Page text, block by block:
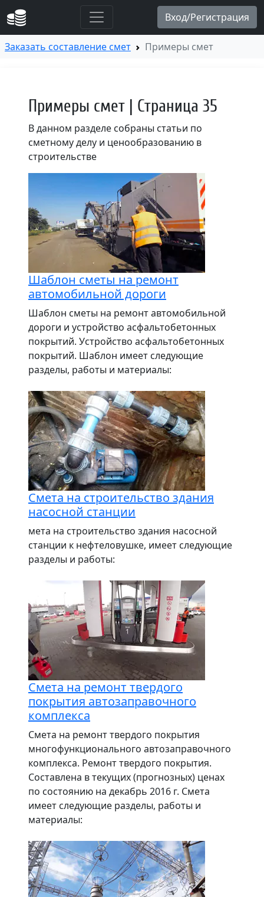
Заказать составление смет Примеры смет
Примеры смет | Страница 35
В данном разделе собраны статьи по
сметному делу и ценообразованию в
строительстве
Шаблон сметы на ремонт
автомобильной дороги
Шаблон сметы на ремонт автомобильной
дороги и устройство асфальтобетонных
покрытий. Устройство асфальтобетонных
покрытий. Шаблон имеет следующие
разделы, работы и материалы:
Смета на строительство здания
насосной станции
мета на строительство здания насосной
станции к нефтеловушке, имеет следующие
разделы и работы:
Смета на ремонт твердого
покрытия автозаправочного
комплекса
Смета на ремонт твердого покрытия
многофункционального автозаправочного
комплекса. Ремонт твердого покрытия.
Составлена в текущих (прогнозных) ценах
по состоянию на декабрь 2016 г. Смета
имеет следующие разделы, работы и
материалы: